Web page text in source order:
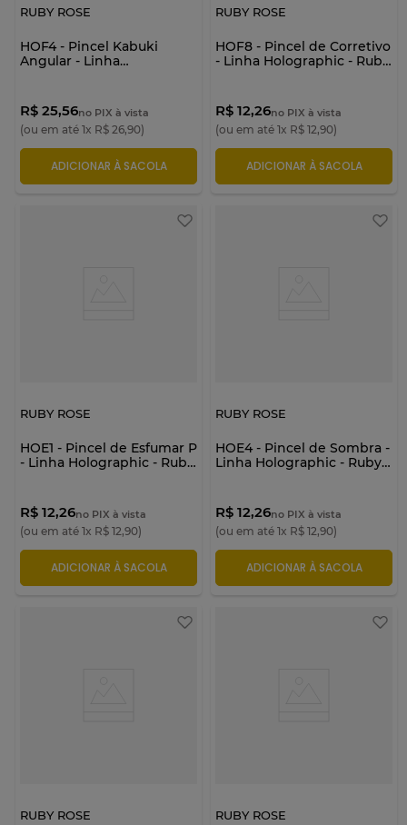
RUBY ROSE
HOF4 - Pincel Kabuki
Angular - Linha
R$ 25,56no PIX à vista
(ou em até 1x R$ 26,90)
ADICIONAR À SACOLA
RUBY ROSE
HOF8 - Pincel de Corretivo
- Linha Holographic - Ruby
R$ 12,26no PIX à vista
(ou em até 1x R$ 12,90)
ADICIONAR À SACOLA
RUBY ROSE
HOE1 - Pincel de Esfumar P
- Linha Holographic - Ruby
R$ 12,26no PIX à vista
(ou em até 1x R$ 12,90)
ADICIONAR À SACOLA
RUBY ROSE
HOE4 - Pincel de Sombra -
Linha Holographic - Ruby
R$ 12,26no PIX à vista
(ou em até 1x R$ 12,90)
ADICIONAR À SACOLA
RUBY ROSE RUBY ROSE